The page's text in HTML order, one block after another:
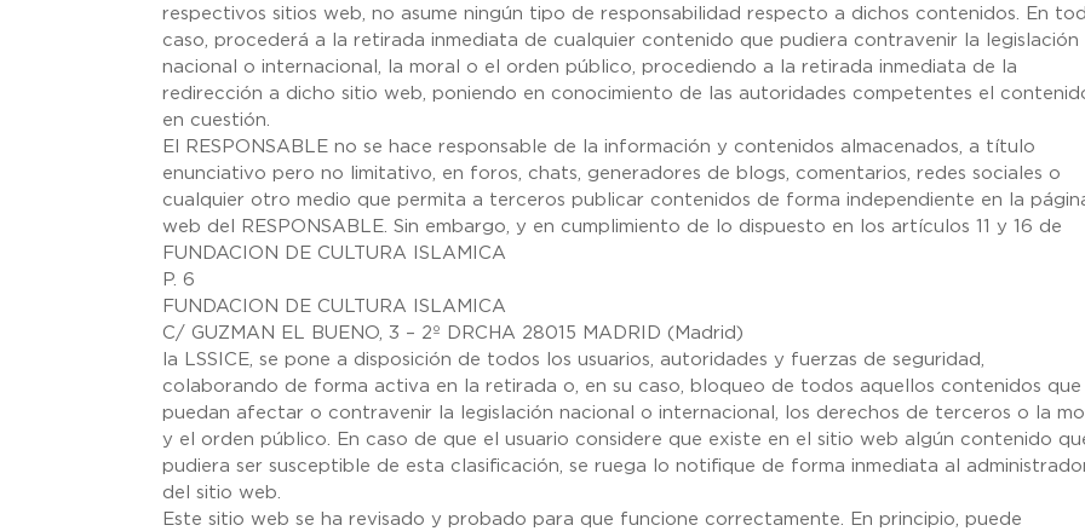
respectivos sitios web, no asume ningún tipo de responsabilidad respecto a dichos contenidos. En
caso, procederá a la retirada inmediata de cualquier contenido que pudiera contravenir la legislación
nacional o internacional, la moral o el orden público, procediendo a la retirada inmediata de la
redirección a dicho sitio web, poniendo en conocimiento de las autoridades competentes el
en cuestión.
El RESPONSABLE no se hace responsable de la información y contenidos almacenados, a título
enunciativo pero no limitativo, en foros, chats, generadores de blogs, comentarios, redes sociales o
cualquier otro medio que permita a terceros publicar contenidos de forma independiente en la
web del RESPONSABLE. Sin embargo, y en cumplimiento de lo dispuesto en los artículos 11 y 16 de
FUNDACION DE CULTURA ISLAMICA
P. 6
FUNDACION DE CULTURA ISLAMICA
C/ GUZMAN EL BUENO, 3 – 2º DRCHA 28015 MADRID (Madrid)
la LSSICE, se pone a disposición de todos los usuarios, autoridades y fuerzas de seguridad,
colaborando de forma activa en la retirada o, en su caso, bloqueo de todos aquellos contenidos que
puedan afectar o contravenir la legislación nacional o internacional, los derechos de terceros o la
y el orden público. En caso de que el usuario considere que existe en el sitio web algún contenido
pudiera ser susceptible de esta clasificación, se ruega lo notifique de forma inmediata al
del sitio web.
Este sitio web se ha revisado y probado para que funcione correctamente. En principio, puede